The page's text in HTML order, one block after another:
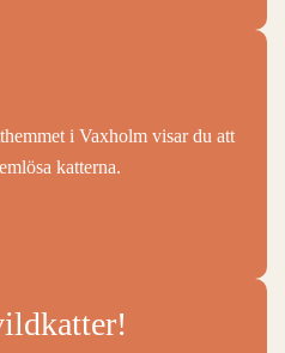
i Vaxholm visar du att
katterna.